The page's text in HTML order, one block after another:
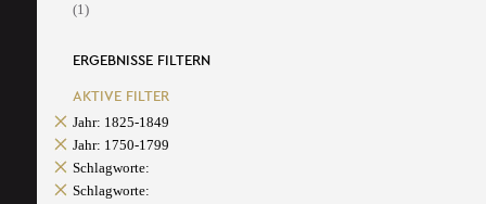
(1)
ERGEBNISSE FILTERN
AKTIVE FILTER
Jahr: 1825-1849
Jahr: 1750-1799
Schlagworte:
Schlagworte: